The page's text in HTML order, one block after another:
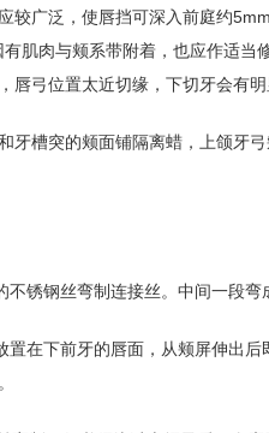
较广泛，使唇挡可深入前庭约
肌肉与颊系带附着，也应作适
弓位置太近切缘，下切牙会有明
牙槽突的颊面铺隔离蜡，上颌牙
锈钢丝弯制连接丝。中间一段弯成
置在下前牙的唇面，从颊屏伸出